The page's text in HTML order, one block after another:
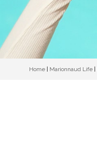
Home | Marionnaud Life |